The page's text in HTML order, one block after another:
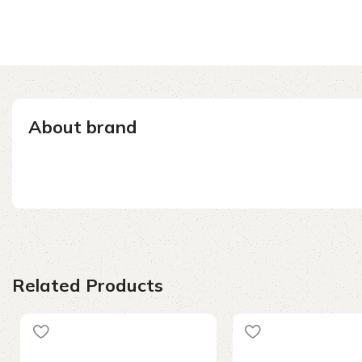
About brand
Related Products